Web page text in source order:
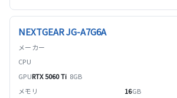
NEXTGEAR JG-A7G6A
RTX 5060 Ti 8GB
16GB